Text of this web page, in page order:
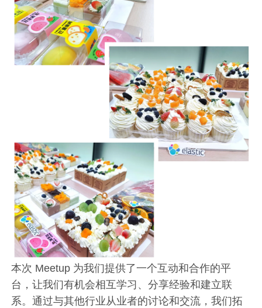
本次 Meetup 为我们提供了一个互动和合作的平
台，让我们有机会相互学习、分享经验和建立联
系。通过与其他行业从业者的讨论和交流，我们拓